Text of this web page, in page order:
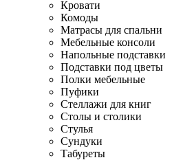
Кровати
Комоды
Матрасы для спальни
Мебельные консоли
Напольные подставки
Подставки под цветы
Полки мебельные
Пуфики
Стеллажи для книг
Столы и столики
Стулья
Сундуки
Табуреты